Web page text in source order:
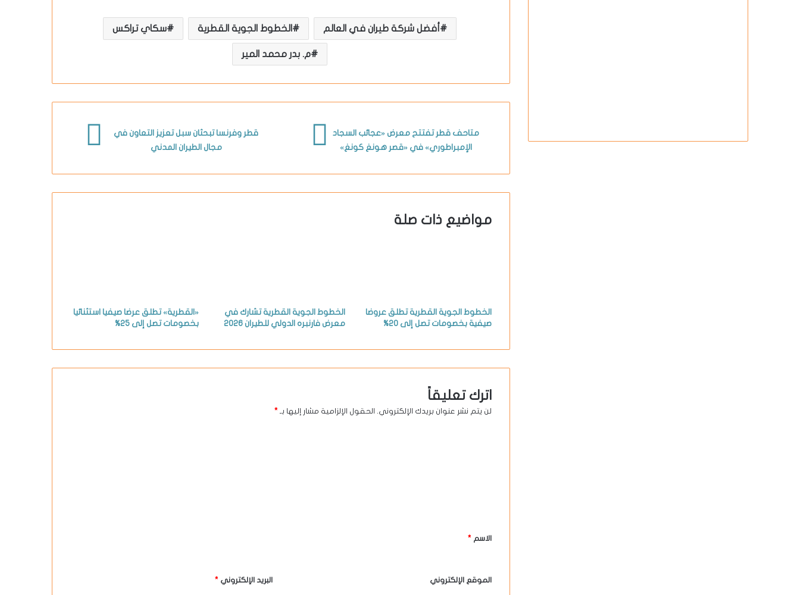
أفضل شركة طيران في العالم الخطوط الجوية القطرية سكاي تراكس
م. بدر محمد المير
قطر وفرنسا تبحثان سبل تعزيز التعاون في
مجال الطيران المدني
متاحف قطر تفتتح معرض «عجائب السجاد
الإمبراطوري» في «قصر هونغ كونغ»
مواضيع ذات صلة
«القطرية» تطلق عرضا صيفيا استثنائيا
بخصومات تصل إلى 25%
الخطوط الجوية القطرية تشارك في
معرض فارنبره الدولي للطيران 2026
الخطوط الجوية القطرية تطلق عروضا
صيفية بخصومات تصل إلى 20%
اترك تعليقاً
لن يتم نشر عنوان بريدك الإلكتروني. الحقول الإلزامية مشار إليها بـ *
ق
الاسم *
البريد الإلكتروني * الموقع الإلكتروني